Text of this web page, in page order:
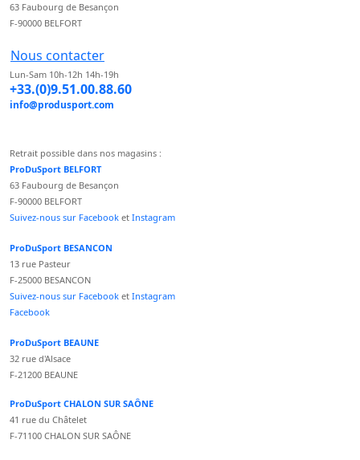
63 Faubourg de Besançon
F-90000 BELFORT
Nous contacter
Lun-Sam 10h-12h 14h-19h
+33.(0)9.51.00.88.60
info@produsport.com
Retrait possible dans nos magasins :
ProDuSport BELFORT
63 Faubourg de Besançon
F-90000 BELFORT
Suivez-nous sur Facebook et Instagram
ProDuSport BESANCON
13 rue Pasteur
F-25000 BESANCON
Suivez-nous sur Facebook et Instagram
Facebook
ProDuSport BEAUNE
32 rue d'Alsace
F-21200 BEAUNE
ProDuSport CHALON SUR SAÔNE
41 rue du Châtelet
F-71100 CHALON SUR SAÔNE